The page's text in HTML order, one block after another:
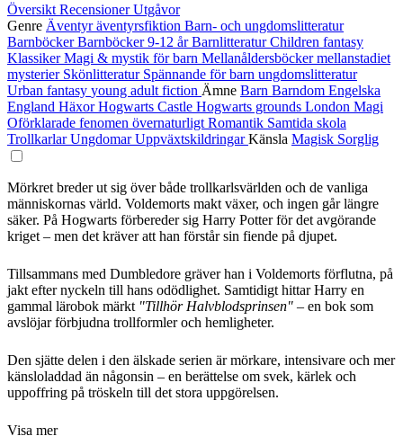
Översikt RecensionerUtgåvor
Genre Äventyräventyrsfiktion Barn- och ungdomslitteratur
BarnböckerBarnböcker 9-12 årBarnlitteraturChildren fantasy
KlassikerMagi & mystik för barn Mellanåldersböckermellanstadiet
mysterier Skönlitteratur Spännande för barn ungdomslitteratur
Urban fantasy young adult fiction Ämne Barn Barndom Engelska
England HäxorHogwarts Castle Hogwarts grounds London Magi
Oförklarade fenomen övernaturligt Romantik Samtida skola
TrollkarlarUngdomarUppväxtskildringarKänsla Magisk Sorglig
Mörkret breder ut sig över både trollkarlsvärlden och de vanliga
människornas värld. Voldemorts makt växer, och ingen går längre
säker. På Hogwarts förbereder sig Harry Potter för det avgörande
kriget – men det kräver att han förstår sin fiende på djupet.
Tillsammans med Dumbledore gräver han i Voldemorts förflutna, på
jakt efter nyckeln till hans odödlighet. Samtidigt hittar Harry en
gammal lärobok märkt "Tillhör Halvblodsprinsen" – en bok som
avslöjar förbjudna trollformler och hemligheter.
Den sjätte delen i den älskade serien är mörkare, intensivare och mer
känsloladdad än någonsin – en berättelse om svek, kärlek och
uppoffring på tröskeln till det stora uppgörelsen.
Visa mer